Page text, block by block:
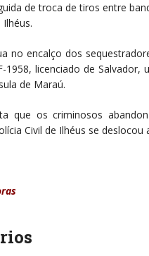
de troca de tiros entre
no encalço dos
1958, licenciado de
de Maraú.
que os criminosos
Civil de Ilhéus se